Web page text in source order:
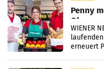
Penny
Ober-
WIENER
erneuert